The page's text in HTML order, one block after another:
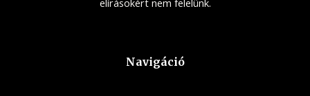
elírásokért nem felelünk.
Navigáció